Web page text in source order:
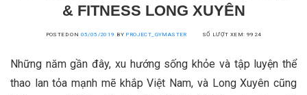
& FITNESS LONG XUYÊN
POSTED ON 05/05/2019 BY PROJECT_GYMASTER SỐ LƯỢT XEM: 9924
Những năm gần đây, xu hướng sống khỏe và tập luyện thể
thao lan tỏa mạnh mẽ khắp Việt Nam, và Long Xuyên cũng